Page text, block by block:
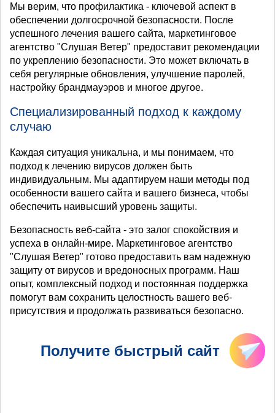
Мы верим, что профилактика - ключевой аспект в
обеспечении долгосрочной безопасности. После
успешного лечения вашего сайта, маркетинговое
агентство "Слушая Ветер" предоставит рекомендации
по укреплению безопасности. Это может включать в
себя регулярные обновления, улучшение паролей,
настройку брандмауэров и многое другое.
Специализированный подход к каждому
случаю
Каждая ситуация уникальна, и мы понимаем, что
подход к лечению вирусов должен быть
индивидуальным. Мы адаптируем наши методы под
особенности вашего сайта и вашего бизнеса, чтобы
обеспечить наивысший уровень защиты.
Безопасность веб-сайта - это залог спокойствия и
успеха в онлайн-мире. Маркетинговое агентство
"Слушая Ветер" готово предоставить вам надежную
защиту от вирусов и вредоносных программ. Наш
опыт, комплексный подход и постоянная поддержка
помогут вам сохранить целостность вашего веб-
присутствия и продолжать развиваться безопасно.
Получите быстрый сайт